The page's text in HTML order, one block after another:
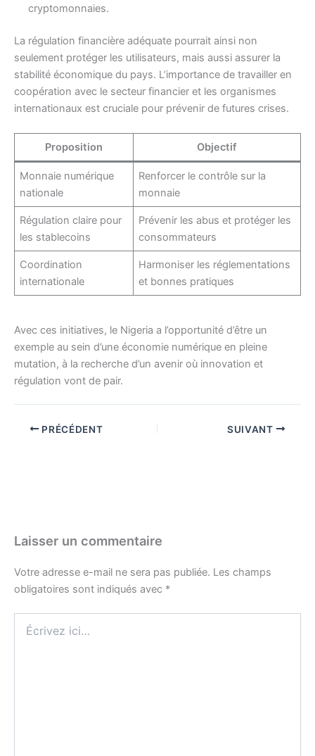
cryptomonnaies.
La régulation financière adéquate pourrait ainsi non
seulement protéger les utilisateurs, mais aussi assurer la
stabilité économique du pays. L’importance de travailler en
coopération avec le secteur financier et les organismes
internationaux est cruciale pour prévenir de futures crises.
Proposition Objectif
Monnaie numérique
nationale
Renforcer le contrôle sur la
monnaie
Régulation claire pour
les stablecoins
Prévenir les abus et protéger les
consommateurs
Coordination
internationale
Harmoniser les réglementations
et bonnes pratiques
Avec ces initiatives, le Nigeria a l’opportunité d’être un
exemple au sein d’une économie numérique en pleine
mutation, à la recherche d’un avenir où innovation et
régulation vont de pair.
PRÉCÉDENT SUIVANT
Laisser un commentaire
Votre adresse e-mail ne sera pas publiée. Les champs
obligatoires sont indiqués avec *
ici…